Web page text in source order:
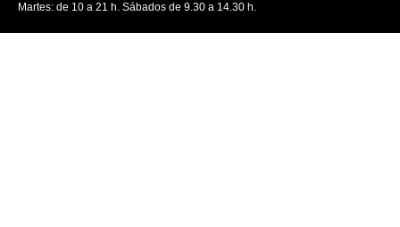
Martes: de 10 a 21 h. Sábados de 9.30 a 14.30 h.